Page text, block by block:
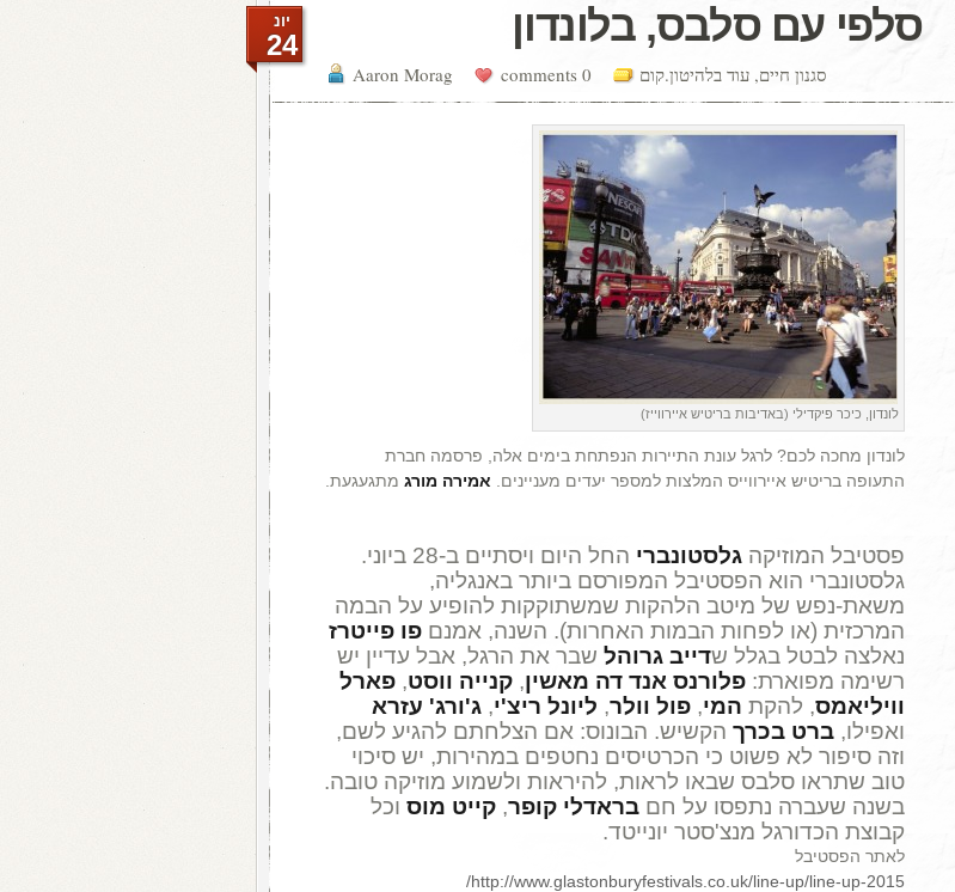
סלפי עם סלבס, בלונדון
Aaron Morag 0 comments סגנון חיים, עוד בלהיטון.קום
יונ
24
לונדון, כיכר פיקדילי (באדיבות בריטיש איירווייז)
לונדון מחכה לכם? לרגל עונת התיירות הנפתחת בימים אלה, פרסמה חברת
התעופה בריטיש איירווייס המלצות למספר יעדים מעניינים. אמירה מורג מתגעגעת.
פסטיבל המוזיקה גלסטונברי
החל היום ויסתיים ב-28 ביוני.
גלסטונברי הוא הפסטיבל המפורסם ביותר באנגליה,
משאת-נפש של מיטב הלהקות שמשתוקקות להופיע על הבמה
המרכזית (או לפחות הבמות האחרות). השנה, אמנם פו פייטרז
נאלצה לבטל בגלל שדייב גרוהל שבר את הרגל, אבל עדיין יש
רשימה מפוארת: פלורנס אנד דה מאשין, קנייה ווסט, פארל
וויליאמס, להקת המי, פול וולר, ליונל ריצ'י, ג'ורג' עזרא
ואפילו, ברט בכרך הקשיש. הבונוס: אם הצלחתם להגיע לשם,
וזה סיפור לא פשוט כי הכרטיסים נחטפים במהירות, יש סיכוי
טוב שתראו סלבס שבאו לראות, להיראות ולשמוע מוזיקה טובה.
בשנה שעברה נתפסו על חם בראדלי קופר, קייט מוס וכל
קבוצת הכדורגל מנצ'סטר יונייטד.
לאתר הפסטיבל
http://www.glastonburyfestivals.co.uk/line-up/line-up-2015/